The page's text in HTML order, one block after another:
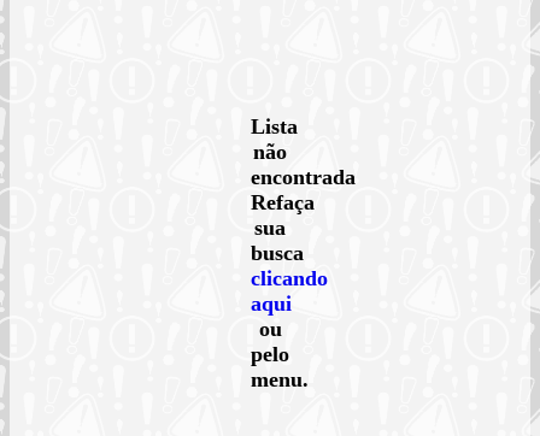
Lista
não
encontrada
Refaça
sua
busca
clicando
aqui
ou
pelo
menu.